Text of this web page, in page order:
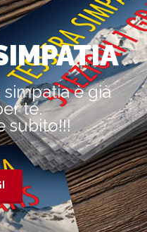
è già
te.
subito!!!